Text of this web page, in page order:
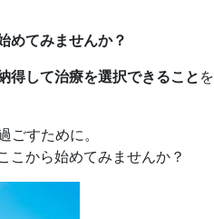
めてみませんか？
得して治療を選択できること を
ごすために。
こから始めてみませんか？